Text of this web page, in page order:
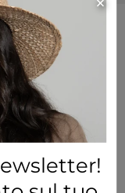
FILTRO